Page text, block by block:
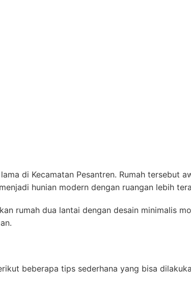
di Kecamatan Pesantren. Rumah tersebut
hunian modern dengan ruangan lebih
rumah dua lantai dengan desain minimalis
beberapa tips sederhana yang bisa